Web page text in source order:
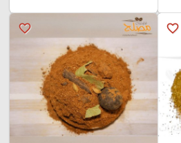
favorite_border
favorite_border